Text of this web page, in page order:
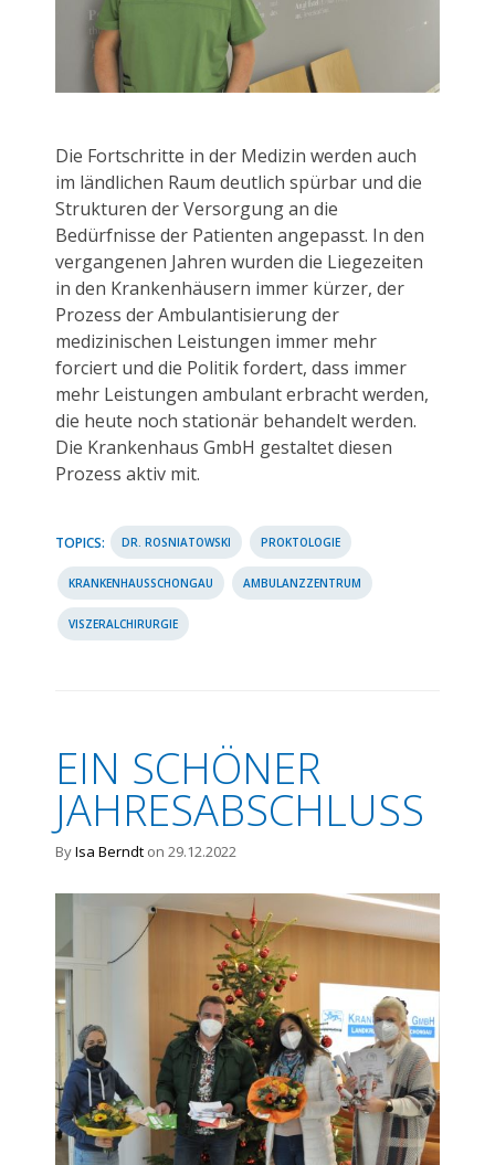
Die Fortschritte in der Medizin werden auch
im ländlichen Raum deutlich spürbar und die
Strukturen der Versorgung an die
Bedürfnisse der Patienten angepasst. In den
vergangenen Jahren wurden die Liegezeiten
in den Krankenhäusern immer kürzer, der
Prozess der Ambulantisierung der
medizinischen Leistungen immer mehr
forciert und die Politik fordert, dass immer
mehr Leistungen ambulant erbracht werden,
die heute noch stationär behandelt werden.
Die Krankenhaus GmbH gestaltet diesen
Prozess aktiv mit.
TOPICS: DR. ROSNIATOWSKI PROKTOLOGIE
KRANKENHAUSSCHONGAU AMBULANZZENTRUM
VISZERALCHIRURGIE
EIN SCHÖNER
JAHRESABSCHLUSS
ByIsa Berndt on 29.12.2022